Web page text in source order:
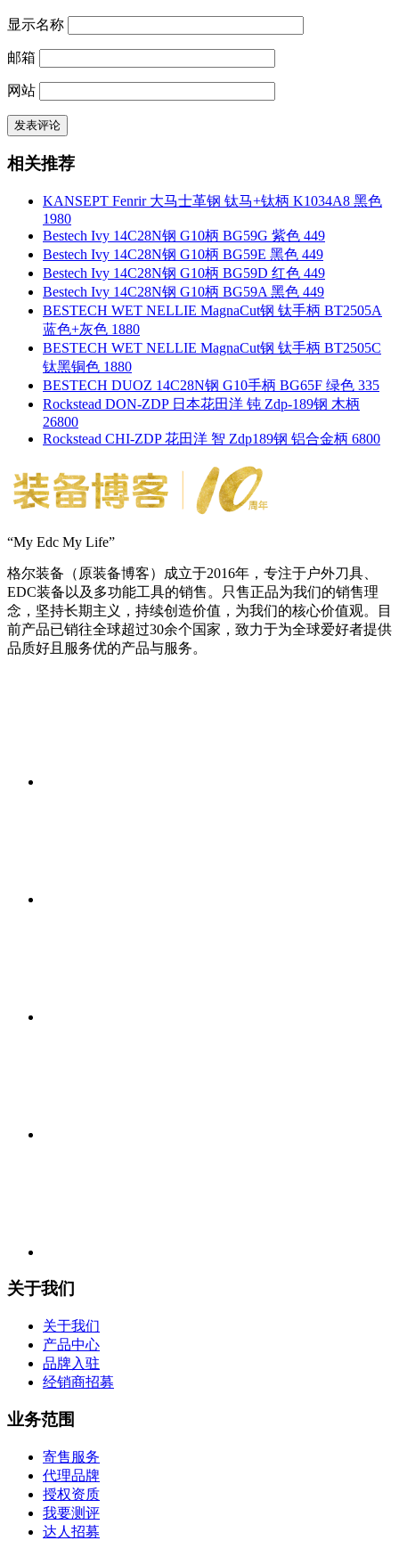
显示名称
邮箱
网站
相关推荐
KANSEPT Fenrir 大马士革钢 钛马+钛柄 K1034A8 黑色
1980
Bestech Ivy 14C28N钢 G10柄 BG59G 紫色 449
Bestech Ivy 14C28N钢 G10柄 BG59E 黑色 449
Bestech Ivy 14C28N钢 G10柄 BG59D 红色 449
Bestech Ivy 14C28N钢 G10柄 BG59A 黑色 449
BESTECH WET NELLIE MagnaCut钢 钛手柄 BT2505A
蓝色+灰色 1880
BESTECH WET NELLIE MagnaCut钢 钛手柄 BT2505C
钛黑铜色 1880
BESTECH DUOZ 14C28N钢 G10手柄 BG65F 绿色 335
Rockstead DON-ZDP 日本花田洋 钝 Zdp-189钢 木柄
26800
Rockstead CHI-ZDP 花田洋 智 Zdp189钢 铝合金柄 6800
“My Edc My Life”
格尔装备（原装备博客）成立于2016年，专注于户外刀具、
EDC装备以及多功能工具的销售。只售正品为我们的销售理
念，坚持长期主义，持续创造价值，为我们的核心价值观。目
前产品已销往全球超过30余个国家，致力于为全球爱好者提供
品质好且服务优的产品与服务。
关于我们
关于我们
产品中心
品牌入驻
经销商招募
业务范围
寄售服务
代理品牌
授权资质
我要测评
达人招募